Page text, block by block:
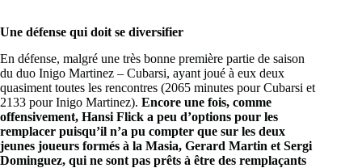
Une défense qui doit se diversifier
En défense, malgré une très bonne première partie de saison
du duo Inigo Martinez – Cubarsi, ayant joué à eux deux
quasiment toutes les rencontres (2065 minutes pour Cubarsi et
2133 pour Inigo Martinez). Encore une fois, comme
offensivement, Hansi Flick a peu d’options pour les
remplacer puisqu’il n’a pu compter que sur les deux
jeunes joueurs formés à la Masia, Gerard Martin et Sergi
Dominguez, qui ne sont pas prêts à être des remplaçants